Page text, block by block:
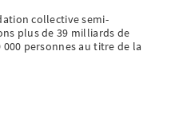
collective semi-
plus de 39 milliards de
personnes au titre de la